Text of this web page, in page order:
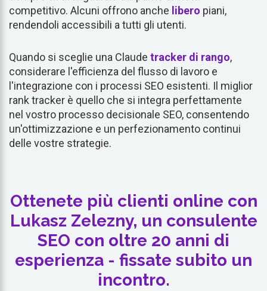
competitivo. Alcuni offrono anche libero piani,
rendendoli accessibili a tutti gli utenti.
Quando si sceglie una Claude tracker di rango,
considerare l'efficienza del flusso di lavoro e
l'integrazione con i processi SEO esistenti. Il miglior
rank tracker è quello che si integra perfettamente
nel vostro processo decisionale SEO, consentendo
un'ottimizzazione e un perfezionamento continui
delle vostre strategie.
Ottenete più clienti online con
Lukasz Zelezny, un consulente
SEO con oltre 20 anni di
esperienza - fissate subito un
incontro.